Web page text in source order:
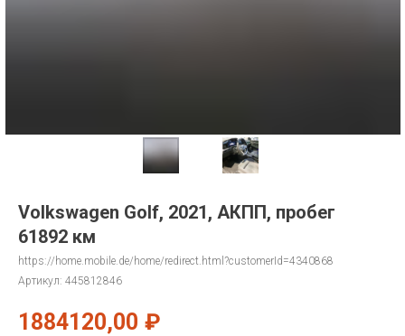
Volkswagen Golf, 2021, АКПП, пробег
61892 км
https://home.mobile.de/home/redirect.html?customerId=4340868
Артикул: 445812846
1884120,00 ₽